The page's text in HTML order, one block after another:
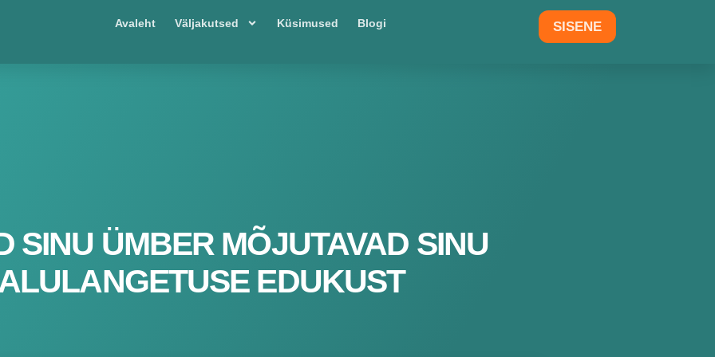
Avaleht Väljakutsed Küsimused Blogi SISENE
SINU ÜMBER MÕJUTAVAD SINU
EDUKUST